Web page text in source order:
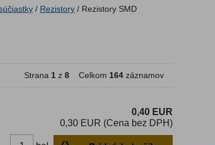
/ Rezistory / Rezistory SMD
Strana 1 z 8 Celkom 164 záznamov
0,40 EUR
0,30 EUR (Cena bez DPH)